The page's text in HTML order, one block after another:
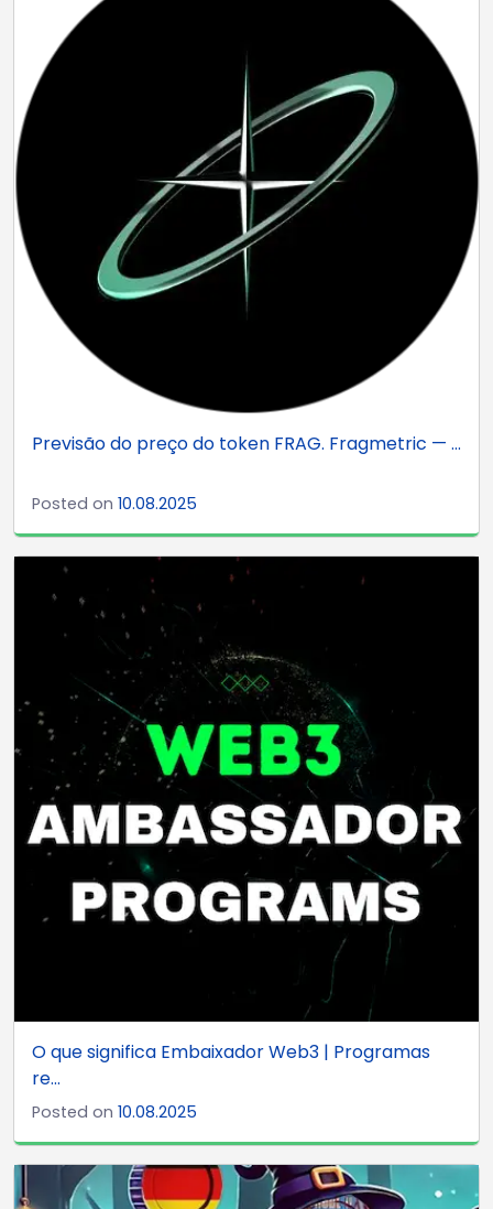
Previsão do preço do token FRAG. Fragmetric — ...
Posted on 10.08.2025
O que significa Embaixador Web3 | Programas
re...
Posted on 10.08.2025